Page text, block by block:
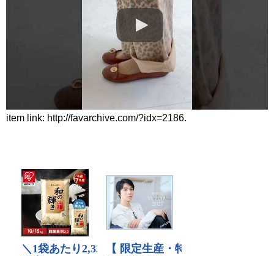
item link: http://favarchive.com/?idx=2186.